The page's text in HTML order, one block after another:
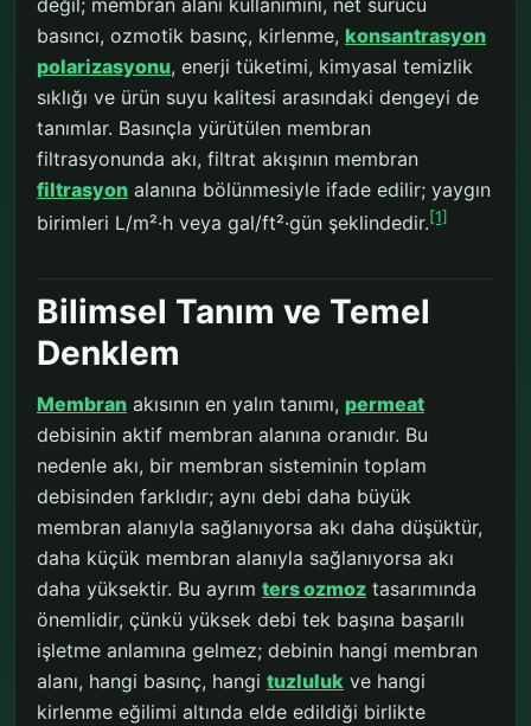
değil; membran alanı kullanımını, net sürücü
basıncı, ozmotik basınç, kirlenme, konsantrasyon
polarizasyonu, enerji tüketimi, kimyasal temizlik
sıklığı ve ürün suyu kalitesi arasındaki dengeyi de
tanımlar. Basınçla yürütülen membran
filtrasyonunda akı, filtrat akışının membran
filtrasyon alanına bölünmesiyle ifade edilir; yaygın
birimleri L/m²·h veya gal/ft²·gün şeklindedir.[1]
Bilimsel Tanım ve Temel
Denklem
Membran akısının en yalın tanımı, permeat
debisinin aktif membran alanına oranıdır. Bu
nedenle akı, bir membran sisteminin toplam
debisinden farklıdır; aynı debi daha büyük
membran alanıyla sağlanıyorsa akı daha düşüktür,
daha küçük membran alanıyla sağlanıyorsa akı
daha yüksektir. Bu ayrım ters ozmoz tasarımında
önemlidir, çünkü yüksek debi tek başına başarılı
işletme anlamına gelmez; debinin hangi membran
alanı, hangi basınç, hangi tuzluluk ve hangi
kirlenme eğilimi altında elde edildiği birlikte